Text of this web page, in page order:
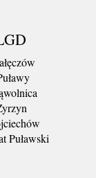
Puławski